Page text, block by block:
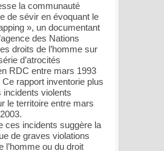
la communauté
de sévir en évoquant le
», un documentant
des Nations
droits de l’homme sur
d’atrocités
RDC entre mars 1993
Ce rapport inventorie plus
incidents violents
le territoire entre mars
ces incidents suggère la
de graves violations
l’homme ou du droit